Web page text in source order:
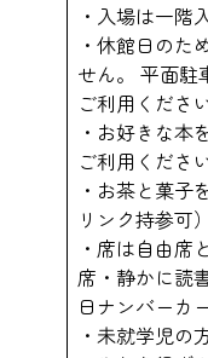
・入場は一階
・休館日のた
せん。 平面駐
ご利用ください
・お好きな本
ご利用くださ
・お茶と菓子
リンク持参可）
・席は自由席
席・静かに読
日ナンバーカ
・未就学児の